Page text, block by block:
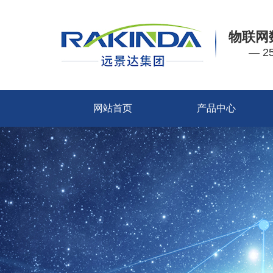
物联网
—
网站首页 产品中心